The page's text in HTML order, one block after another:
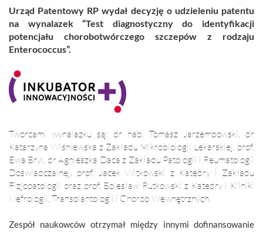
Urząd Patentowy RP wydał decyzję o udzieleniu patentu
na wynalazek “Test diagnostyczny do identyfikacji
potencjału chorobotwórczego szczepów z rodzaju
Enterococcus”.
Twórcami wynalazku są: dr hab. Tomasz Jarzembowski, dr
Katarzyna Wiśniewska z Zakładu Mikrobiologii Lekarskiej, prof.
Ewa Bryl, dr Agnieszka Daca z Zakładu Patologii i Reumatologii
Doświadczalnej, prof. Jacek Witkowski z Katedry i Zakładu
Fizjopatologii oraz prof. Bolesław Rutkowski z Katedry i Kliniki
Nefrologii, Transplantologii i Chorób Wewnętrznych.
Zespół naukowców otrzymał między innymi dofinansowanie